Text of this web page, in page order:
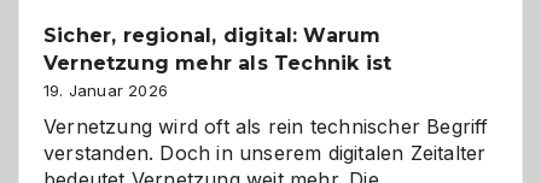
ein
dreifaches
Alaaf!
Sicher, regional, digital: Warum
Vernetzung mehr als Technik ist
19. Januar 2026
Vernetzung wird oft als rein technischer Begriff
verstanden. Doch in unserem digitalen Zeitalter